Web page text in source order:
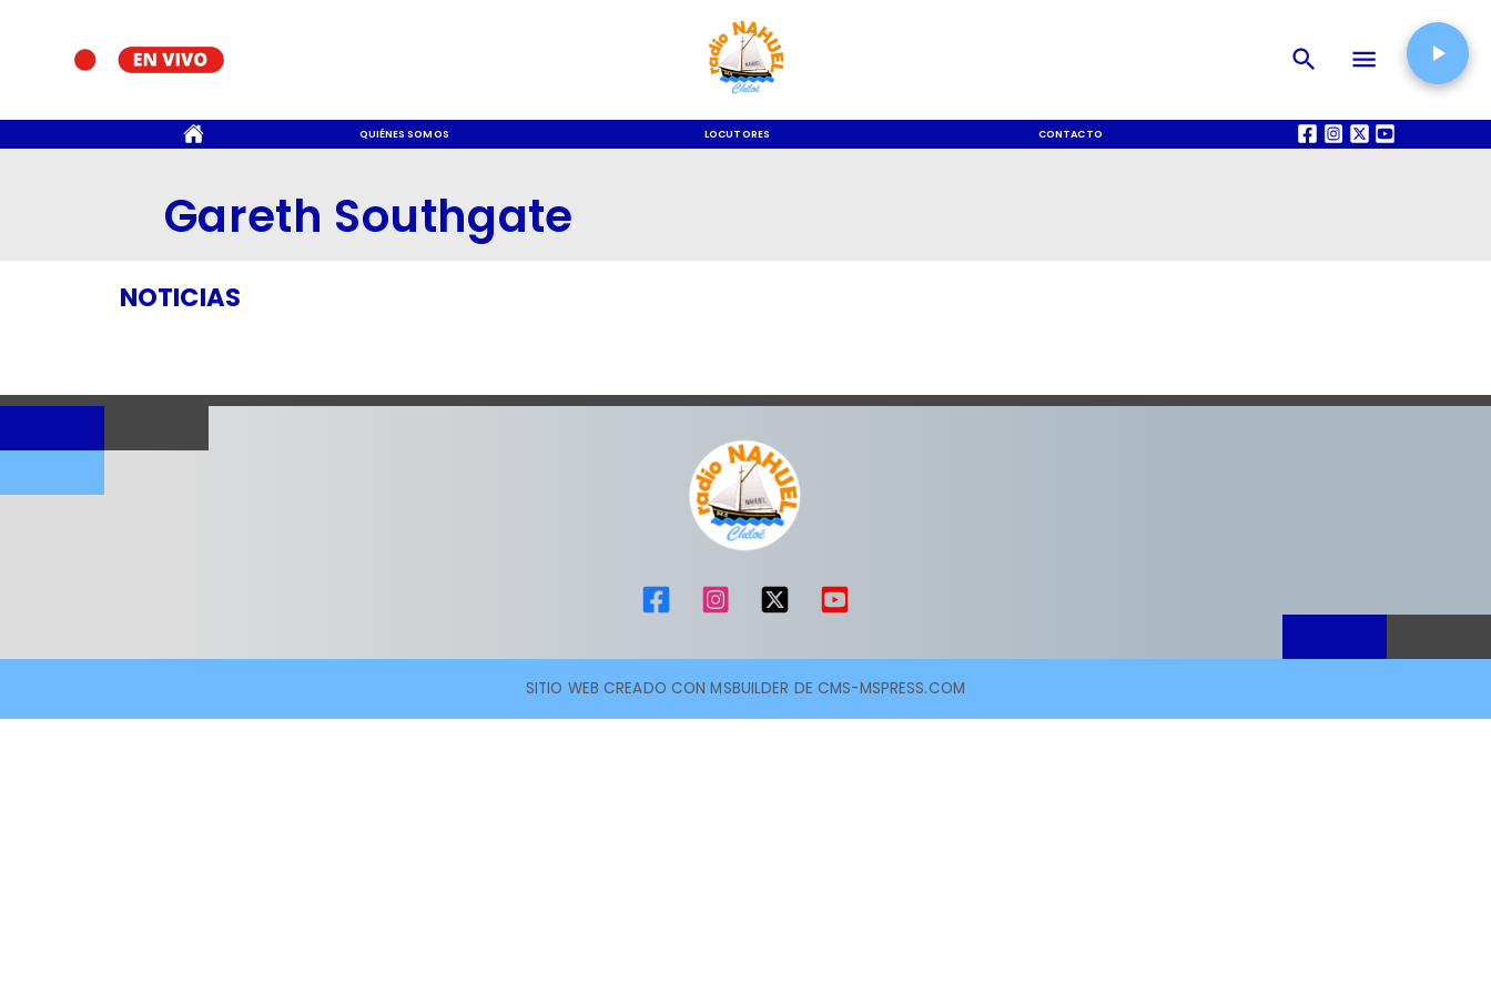
QUIÉNES SOMOS LOCUTORES CONTACTO QUIÉNES SOMOS
Gareth Southgate
NOTICIAS
SITIO WEB CREADO CON MSBUILDER DE CMS-MSPRESS.COM